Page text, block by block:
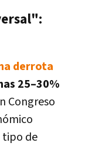
derrota
25–30%
Congreso
tipo de